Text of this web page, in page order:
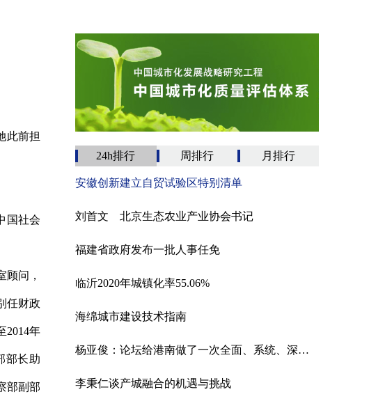
此前担
国社会
问，
任财政
2014年
部长助
部副部
24h排行 周排行 月排行
安徽创新建立自贸试验区特别清单
刘首文 北京生态农业产业协会书记
福建省政府发布一批人事任免
临沂2020年城镇化率55.06%
海绵城市建设技术指南
杨亚俊：论坛给港南做了一次全面、系统、深度的体检
李秉仁谈产城融合的机遇与挑战